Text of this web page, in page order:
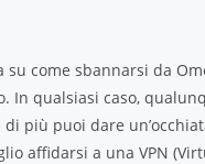
come sbannarsi da
qualsiasi caso,
più puoi dare
affidarsi a una VPN